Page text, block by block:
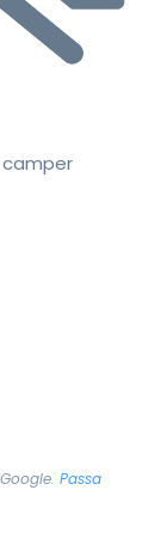
Passa